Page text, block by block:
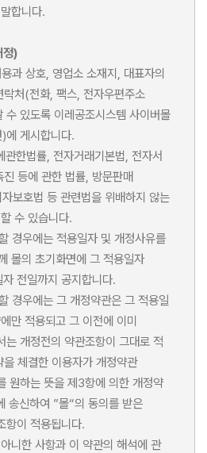
합니다.
정)
과 상호, 영업소 소재지, 대표자의
처(전화, 팩스, 전자우편주소
있도록 이레공조시스템 사이버몰
에 게시합니다.
한법률, 전자거래기본법, 전자서
등에 관한 법률, 방문판매
보호법 등 관련법을 위배하지 않는
수 있습니다.
경우에는 적용일자 및 개정사유를
몰의 초기화면에 그 적용일자
전일까지 공지합니다.
경우에는 그 개정약관은 그 적용일
만 적용되고 그 이전에 이미
개정전의 약관조항이 그대로 적
체결한 이용자가 개정약관
하는 뜻을 제3항에 의한 개정약
송신하여 ”몰“의 동의를 받은
이 적용됩니다.
니한 사항과 이 약관의 해석에 관